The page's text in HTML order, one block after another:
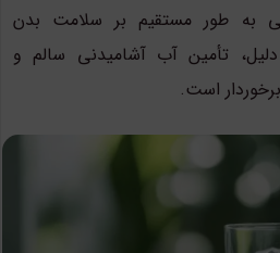
به طور مستقیم بر سلامت بدن
تأمین آب آشامیدنی سالم و
است.